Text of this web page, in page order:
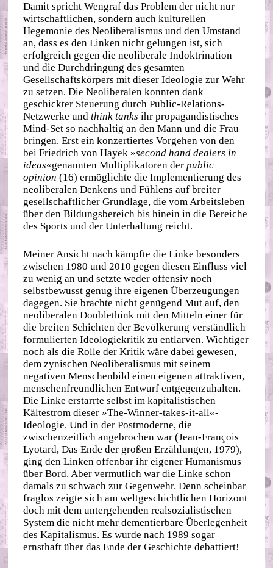
Damit spricht Wengraf das Problem der nicht nur
wirtschaftlichen, sondern auch kulturellen
Hegemonie des Neoliberalismus und den Umstand
an, dass es den Linken nicht gelungen ist, sich
erfolgreich gegen die neoliberale Indoktrination
und die Durchdringung des gesamten
Gesellschaftskörpers mit dieser Ideologie zur Wehr
zu setzen. Die Neoliberalen konnten dank
geschickter Steuerung durch Public‐​Relations‐​
Netzwerke undthink tanks ihr propagandistisches
Mind‐​Set so nachhaltig an den Mann und die Frau
bringen. Erst ein konzertiertes Vorgehen von den
bei Friedrich von Hayek »second hand dealers in
ideas«genannten Multiplikatoren derpublic
opinion (16) ermöglichte die Implementierung des
neoliberalen Denkens und Fühlens auf breiter
gesellschaftlicher Grundlage, die vom Arbeitsleben
über den Bildungsbereich bis hinein in die Bereiche
des Sports und der Unterhaltung reicht.
Meiner Ansicht nach kämpfte die Linke besonders
zwischen 1980 und 2010 gegen diesen Einfluss viel
zu wenig an und setzte weder offensiv noch
selbstbewusst genug ihre eigenen Überzeugungen
dagegen. Sie brachte nicht genügend Mut auf, den
neoliberalen Doublethink mit den Mitteln einer für
die breiten Schichten der Bevölkerung verständlich
formulierten Ideologiekritik zu entlarven. Wichtiger
noch als die Rolle der Kritik wäre dabei gewesen,
dem zynischen Neoliberalismus mit seinem
negativen Menschenbild einen eigenen attraktiven,
menschenfreundlichen Entwurf entgegenzuhalten.
Die Linke erstarrte selbst im kapitalistischen
Kältestrom dieser »The-Winner-takes-it-all«-
Ideologie. Und in der Postmoderne, die
zwischenzeitlich angebrochen war (Jean‐​François
Lyotard, Das Ende der großen Erzählungen, 1979),
ging den Linken offenbar ihr eigener Humanismus
über Bord. Aber vermutlich war die Linke schon
damals zu schwach zur Gegenwehr. Denn scheinbar
fraglos zeigte sich am weltgeschichtlichen Horizont
doch mit dem untergehenden realsozialistischen
System die nicht mehr dementierbare Überlegenheit
des Kapitalismus. Es wurde nach 1989 sogar
ernsthaft über das Ende der Geschichte debattiert!